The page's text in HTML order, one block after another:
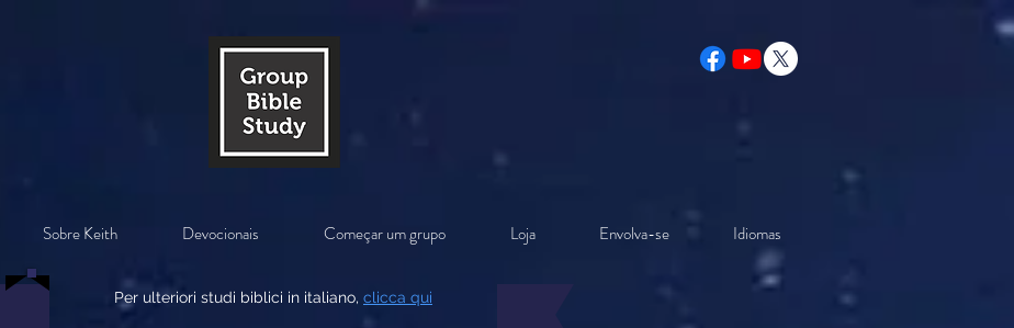
Sobre Keith Devocionais Começar um grupo Loja Envolva-se Idiomas
Per ulteriori studi biblici in italiano, clicca qui